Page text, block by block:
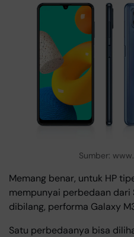
Sumber:
Memang benar, untuk HP
mempunyai perbedaan dari
dibilang, performa Galaxy
Satu perbedaanya bisa